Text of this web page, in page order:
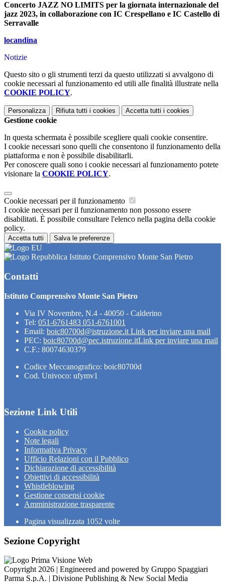
Concerto JAZZ NO LIMITS per la giornata internazionale del
jazz 2023, in collaborazione con IC Crespellano e IC Castello di
Serravalle
locandina
Notizie
Questo sito o gli strumenti terzi da questo utilizzati si avvalgono di
cookie necessari al funzionamento ed utili alle finalità illustrate nella
COOKIE POLICY.
Personalizza Rifiuta tutti i cookies Accetta tutti i cookies
Gestione cookie
In questa schermata è possibile scegliere quali cookie consentire.
I cookie necessari sono quelli che consentono il funzionamento della
piattaforma e non è possibile disabilitarli.
Per conoscere quali sono i cookie necessari al funzionamento potete
visionare la COOKIE POLICY.
Cookie necessari per il funzionamento
I cookie necessari per il funzionamento non possono essere
disabilitati. È possibile consultare l'elenco nella pagina della cookie
policy.
Accetta tutti Salva le preferenze
Istituto Comprensivo Monte San Pietro
Contatti
Istituto Comprensivo Monte San Pietro
Via IV Novembre, N.4 - 40050 - Calderino
Tel: 051-6761483 051-6761001
Email: boic80700d@istruzione.it Link per inviare una mail
PEC: boic80700d@pec.istruzione.itLink per inviare una mail
C.F.: 80074630379
Codice Meccanografico: boic80700d
Cod. Univoco: ufymv1
Sezione Link Utili
Cookie policy
Note legali
Informativa Privacy
Ufficio Relazioni con il Pubblico
Dichiarazione di accessibilità
Obiettivi di accessibilità
Whistleblowing
Gestione consensi cookie
Amministrazione trasparente
Pagina visualizzata 1052 volte
Sezione Copyright
Copyright 2026 | Engineered and powered by Gruppo Spaggiari
Parma S.p.A. | Divisione Publishing & New Social Media